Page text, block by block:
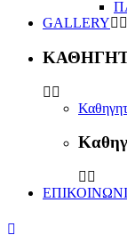
GALLERY